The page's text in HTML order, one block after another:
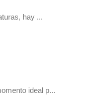
hay ...
ideal p...